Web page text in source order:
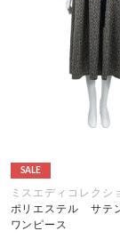
SALE
ミスエディコレクシ
ポリエステル サテ
ワンピース